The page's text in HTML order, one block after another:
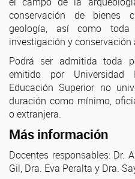
conservación de bienes
geología, así como
investigación y conservación
Podrá ser admitida toda
emitido por
Educación Superior no
duración como mínimo,
o extranjera.
Más información
Docentes responsables: Dr.
Gil, Dra. Eva Peralta y Dra.